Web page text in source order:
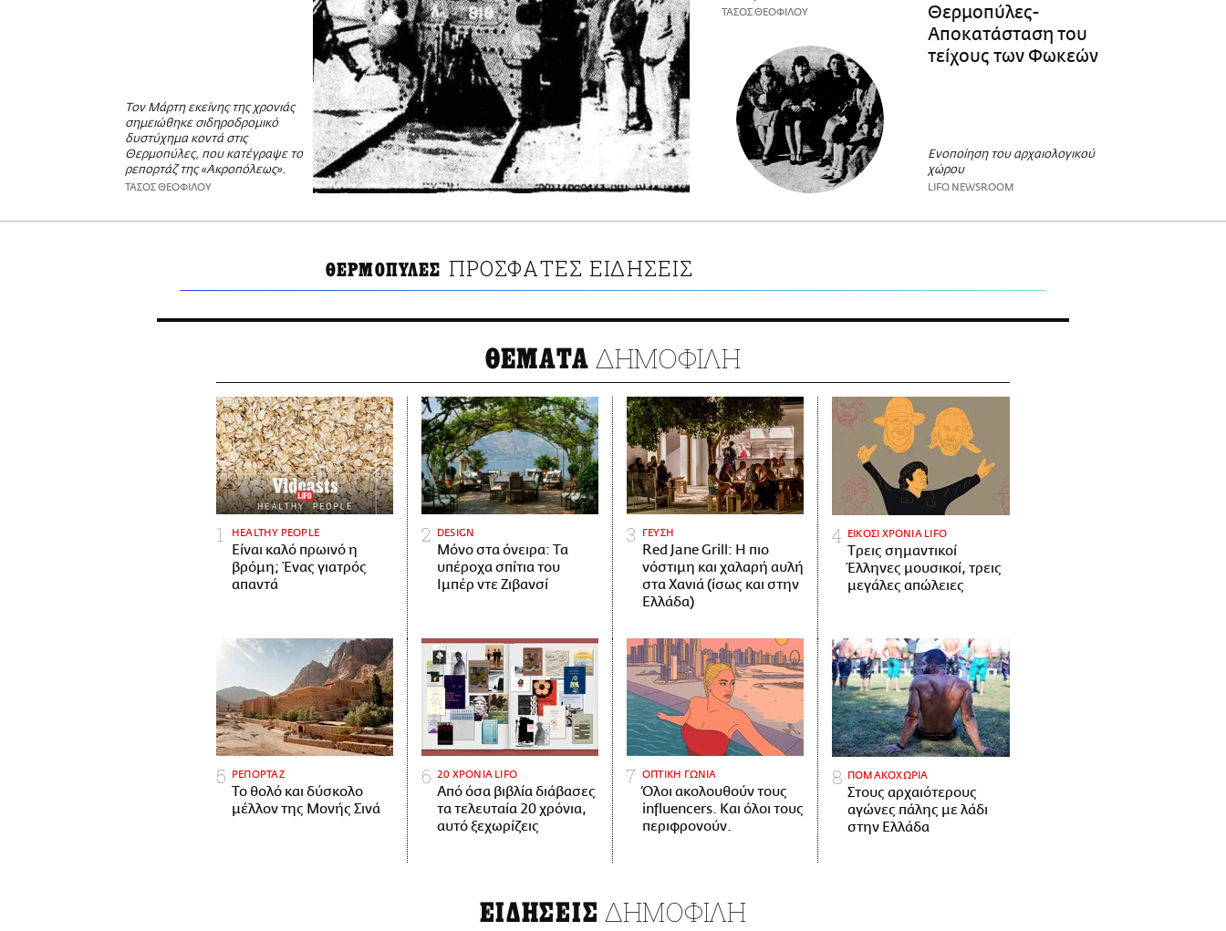
Τον Μάρτη εκείνης της χρονιάς
σημειώθηκε σιδηροδρομικό
δυστύχημα κοντά στις
Θερμοπύλες, που κατέγραψε το
ρεπορτάζ της «Ακροπόλεως».
ΤΑΣΟΣ ΘΕΟΦΙΛΟΥ
ΤΑΣΟΣ ΘΕΟΦΙΛΟΥ
Θερμοπύλες-
Αποκατάσταση του
τείχους των Φωκεών
Ενοποίηση του αρχαιολογικού
χώρου
LIFO NEWSROOM
ΘΕΡΜΟΠΥΛΕΣ ΠΡΟΣΦΑΤΕΣ ΕΙΔΗΣΕΙΣ
ΘΕΜΑΤΑ ΔΗΜΟΦΙΛΗ
HEALTHY PEOPLE
Είναι καλό πρωινό η
βρόμη; Ένας γιατρός
απαντά
DESIGN
Μόνο στα όνειρα: Τα
υπέροχα σπίτια του
Ιμπέρ ντε Ζιβανσί
ΓΕΥΣΗ
Red Jane Grill: Η πιο
νόστιμη και χαλαρή αυλή
στα Χανιά (ίσως και στην
Ελλάδα)
ΕΙΚΟΣΙ ΧΡΟΝΙΑ LIFO
Tρεις σημαντικοί
Έλληνες μουσικοί, τρεις
μεγάλες απώλειες
ΡΕΠΟΡΤΑΖ
Το θολό και δύσκολο
μέλλον της Μονής Σινά
20 ΧΡΟΝΙΑ LIFO
Από όσα βιβλία διάβασες
τα τελευταία 20 χρόνια,
αυτό ξεχωρίζεις
ΟΠΤΙΚΗ ΓΩΝΙΑ
Όλοι ακολουθούν τους
influencers. Και όλοι τους
περιφρονούν.
ΠΟΜΑΚΟΧΩΡΙΑ
Στους αρχαιότερους
αγώνες πάλης με λάδι
στην Ελλάδα
ΕΙΔΗΣΕΙΣ ΔΗΜΟΦΙΛΗ